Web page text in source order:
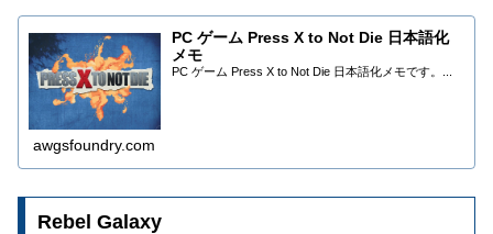
PC ゲーム Press X to Not Die 日本語化
メモ
PC ゲーム Press X to Not Die 日本語化メモです。...
awgsfoundry.com
Rebel Galaxy